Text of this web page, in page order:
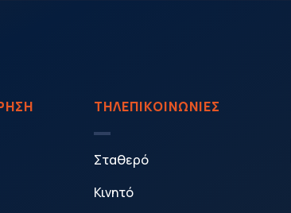
ΤΗΛΕΠΙΚΟΙΝΩΝΙΕΣ
Σταθερό
Κινητό